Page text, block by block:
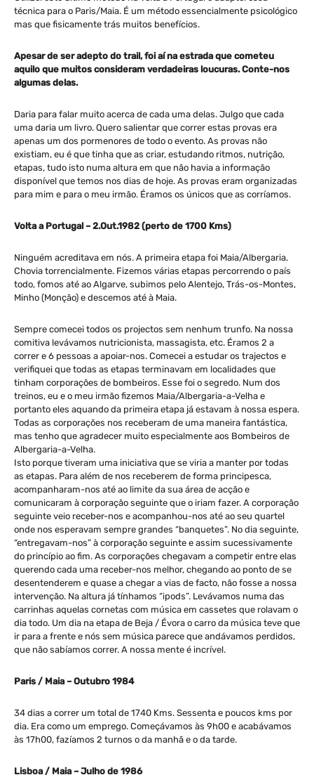
técnica para o Paris/Maia. É um método essencialmente psicológico
mas que fisicamente trás muitos benefícios.
Apesar de ser adepto do trail, foi aí na estrada que cometeu
aquilo que muitos consideram verdadeiras loucuras. Conte-nos
algumas delas.
Daria para falar muito acerca de cada uma delas. Julgo que cada
uma daria um livro. Quero salientar que correr estas provas era
apenas um dos pormenores de todo o evento. As provas não
existiam, eu é que tinha que as criar, estudando ritmos, nutrição,
etapas, tudo isto numa altura em que não havia a informação
disponível que temos nos dias de hoje. As provas eram organizadas
para mim e para o meu irmão. Éramos os únicos que as corríamos.
Volta a Portugal – 2.Out.1982 (perto de 1700 Kms)
Ninguém acreditava em nós. A primeira etapa foi Maia/Albergaria.
Chovia torrencialmente. Fizemos várias etapas percorrendo o país
todo, fomos até ao Algarve, subimos pelo Alentejo, Trás-os-Montes,
Minho (Monção) e descemos até à Maia.
Sempre comecei todos os projectos sem nenhum trunfo. Na nossa
comitiva levávamos nutricionista, massagista, etc. Éramos 2 a
correr e 6 pessoas a apoiar-nos. Comecei a estudar os trajectos e
verifiquei que todas as etapas terminavam em localidades que
tinham corporações de bombeiros. Esse foi o segredo. Num dos
treinos, eu e o meu irmão fizemos Maia/Albergaria-a-Velha e
portanto eles aquando da primeira etapa já estavam à nossa espera.
Todas as corporações nos receberam de uma maneira fantástica,
mas tenho que agradecer muito especialmente aos Bombeiros de
Albergaria-a-Velha.
Isto porque tiveram uma iniciativa que se viria a manter por todas
as etapas. Para além de nos receberem de forma principesca,
acompanharam-nos até ao limite da sua área de acção e
comunicaram à corporação seguinte que o iriam fazer. A corporação
seguinte veio receber-nos e acompanhou-nos até ao seu quartel
onde nos esperavam sempre grandes “banquetes”. No dia seguinte,
“entregavam-nos” à corporação seguinte e assim sucessivamente
do princípio ao fim. As corporações chegavam a competir entre elas
querendo cada uma receber-nos melhor, chegando ao ponto de se
desentenderem e quase a chegar a vias de facto, não fosse a nossa
intervenção. Na altura já tínhamos “ipods”. Levávamos numa das
carrinhas aquelas cornetas com música em cassetes que rolavam o
dia todo. Um dia na etapa de Beja / Évora o carro da música teve que
ir para a frente e nós sem música parece que andávamos perdidos,
que não sabíamos correr. A nossa mente é incrível.
Paris / Maia – Outubro 1984
34 dias a correr um total de 1740 Kms. Sessenta e poucos kms por
dia. Era como um emprego. Começávamos às 9h00 e acabávamos
às 17h00, fazíamos 2 turnos o da manhã e o da tarde.
Lisboa / Maia – Julho de 1986